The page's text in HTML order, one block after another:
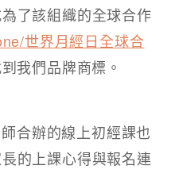
了該組織的全球合作
世界月經日全球合
我們品牌商標。​
合辦的線上初經課也
的上課心得與報名連